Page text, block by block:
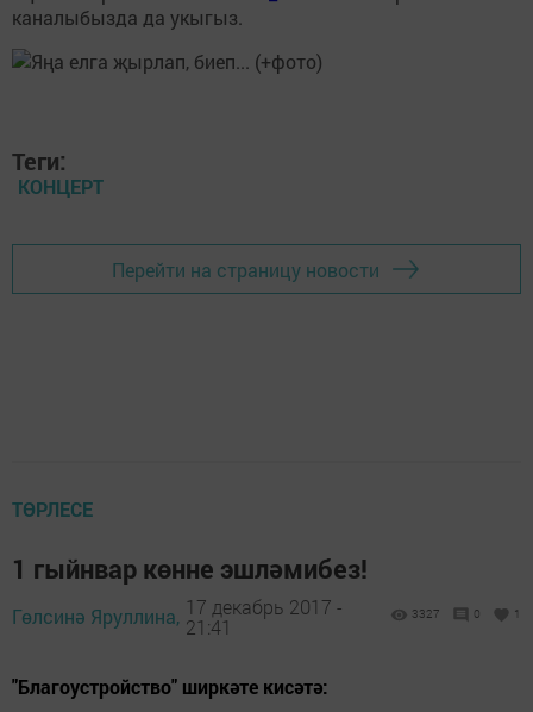
каналыбызда да укыгыз.
Теги:
КОНЦЕРТ
Перейти на страницу новости
ТӨРЛЕСЕ
1 гыйнвар көнне эшләмибез!
Гөлсинә Яруллина, 17 декабрь 2017 -
21:41
3327 0 1
"Благоустройство" ширкәте кисәтә: